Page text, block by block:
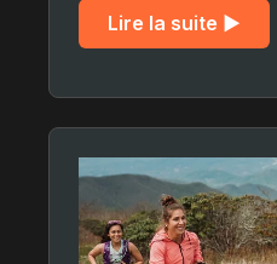
Lire la suite ▶︎